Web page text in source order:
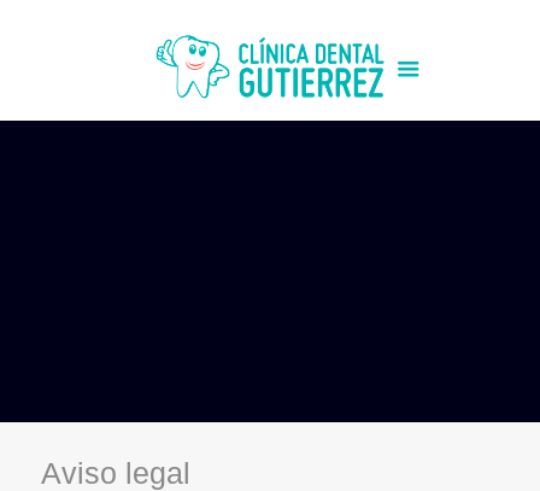
Aviso legal